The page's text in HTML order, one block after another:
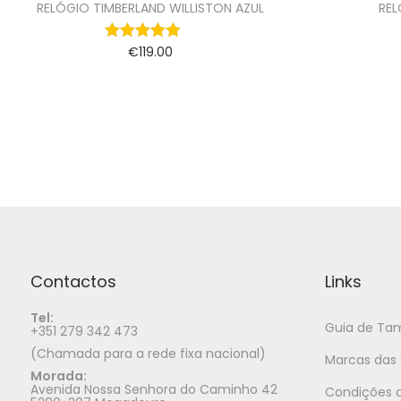
RELÓGIO TIMBERLAND WILLISTON AZUL
€119.00
Contactos
Tel:
+351 279 342 473
(Chamada para a rede fixa nacional)
Morada:
Avenida Nossa Senhora do Caminho 42
Links
Guia de
Marcas
Condições